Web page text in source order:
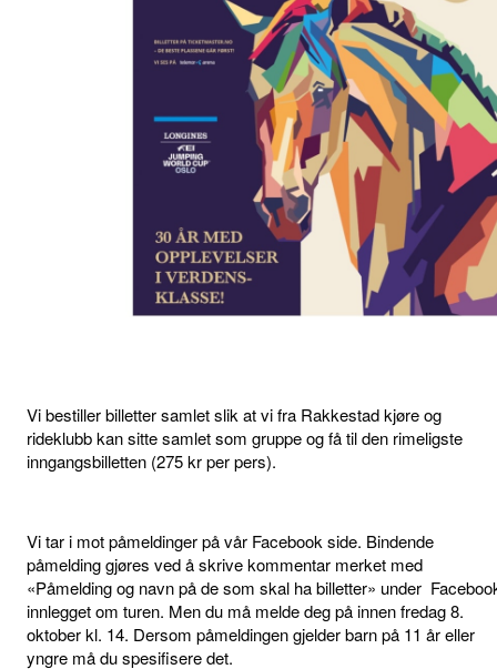
Vi bestiller billetter samlet slik at vi fra Rakkestad kjøre og
rideklubb kan sitte samlet som gruppe og få til den rimeligste
inngangsbilletten (275 kr per pers).
Vi tar i mot påmeldinger på vår Facebook side. Bindende
påmelding gjøres ved å skrive kommentar merket med
«Påmelding og navn på de som skal ha billetter» under
innlegget om turen. Men du må melde deg på innen fredag 8.
oktober kl. 14. Dersom påmeldingen gjelder barn på 11 år eller
yngre må du spesifisere det.